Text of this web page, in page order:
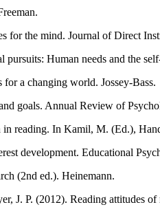
for the mind. Journal of Direct
Human needs and the
a changing world. Jossey-Bass.
goals. Annual Review of
reading. In Kamil, M. (Ed.),
development. Educational
(2nd ed.). Heinemann.
P. (2012). Reading attitudes